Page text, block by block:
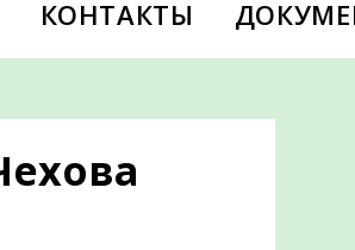
КОНТАКТЫ